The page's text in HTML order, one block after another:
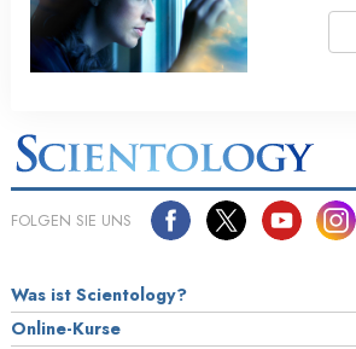
FOLGEN SIE UNS
Was ist Scientology?
Online-Kurse